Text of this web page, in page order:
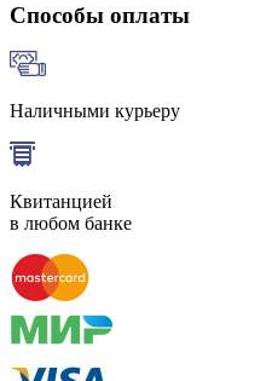
Способы оплаты
Наличными курьеру
Квитанцией
в любом банке